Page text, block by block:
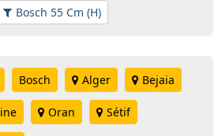
Bosch 55 Cm (H)
Bosch Alger Bejaia
Oran Sétif